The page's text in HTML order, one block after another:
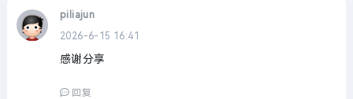
piliajun
2026-6-15 16:41
感谢分享
回复